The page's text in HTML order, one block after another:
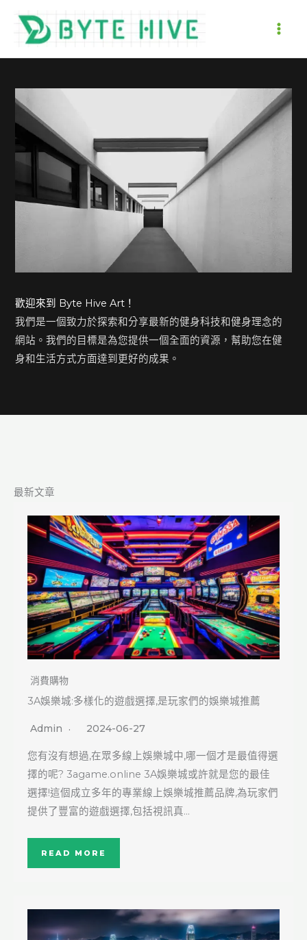
歡迎來到 Byte Hive Art！
我們是一個致力於探索和分享最新的健身科技和健身理念的
網站。我們的目標是為您提供一個全面的資源，幫助您在健
身和生活方式方面達到更好的成果。
最新文章
消費購物
3A娛樂城:多樣化的遊戲選擇,是玩家們的娛樂城推薦
Admin 2024-06-27
您有沒有想過,在眾多線上娛樂城中,哪一個才是最值得選
擇的呢? 3agame.online 3A娛樂城或許就是您的最佳
選擇!這個成立多年的專業線上娛樂城推薦品牌,為玩家們
提供了豐富的遊戲選擇,包括視訊真…
READ MORE